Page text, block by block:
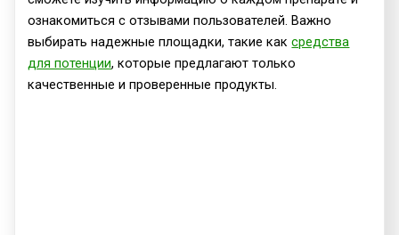
ознакомиться с отзывами пользователей. Важно
выбирать надежные площадки, такие каксредства
для потенции, которые предлагают только
качественные и проверенные продукты.